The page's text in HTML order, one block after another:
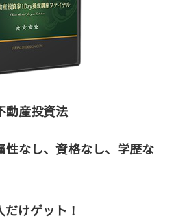
動産投資法
なし、資格なし、 学歴な
けゲット！